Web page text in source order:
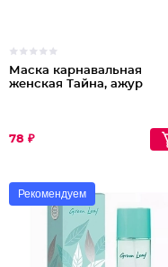
Маска карнавальная
женская Тайна, ажур
78 ₽
Рекомендуем